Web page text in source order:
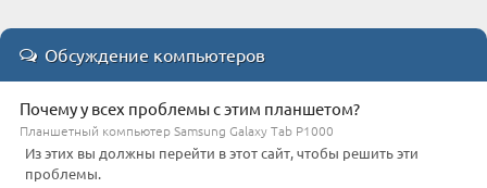
Обсуждение компьютеров
Почему у всех проблемы с этим планшетом?
Планшетный компьютер Samsung Galaxy Tab P1000
Из этих вы должны перейти в этот сайт, чтобы решить эти
проблемы.